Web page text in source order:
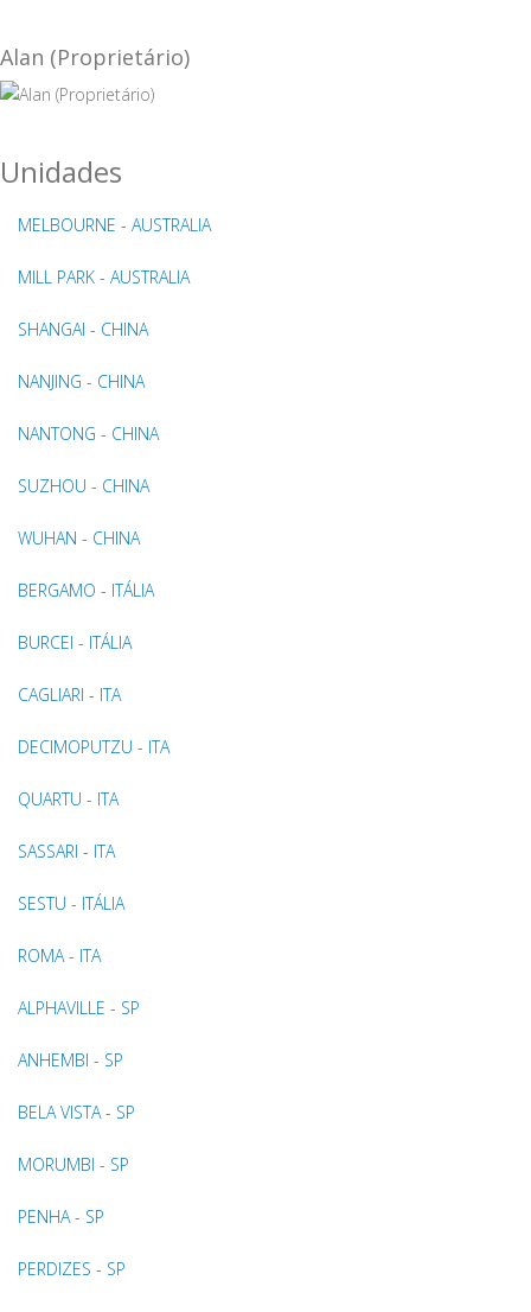
Alan (Proprietário)
Unidades
MELBOURNE - AUSTRALIA
MILL PARK - AUSTRALIA
SHANGAI - CHINA
NANJING - CHINA
NANTONG - CHINA
SUZHOU - CHINA
WUHAN - CHINA
BERGAMO - ITÁLIA
BURCEI - ITÁLIA
CAGLIARI - ITA
DECIMOPUTZU - ITA
QUARTU - ITA
SASSARI - ITA
SESTU - ITÁLIA
ROMA - ITA
ALPHAVILLE - SP
ANHEMBI - SP
BELA VISTA - SP
MORUMBI - SP
PENHA - SP
PERDIZES - SP